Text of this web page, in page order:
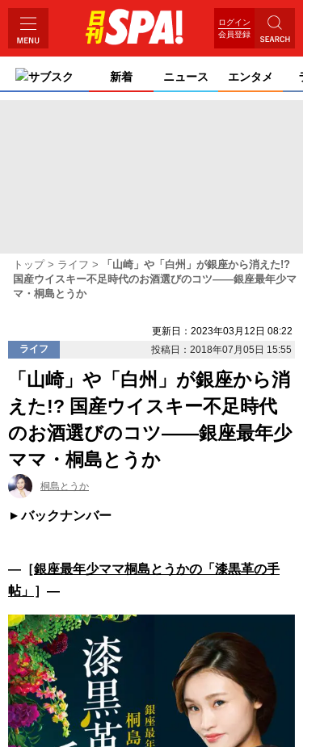
ログイン
会員登録
サブスク 新着 ニュース エンタメ ライ
トップ ライフ
「山崎」や「白州」が銀座から消えた!?
国産ウイスキー不足時代のお酒選びのコツ――銀座最年少マ
マ・桐島とうか
更新日：2023年03月12日 08:22
ライフ
投稿日：2018年07月05日 15:55
「山崎」や「白州」が銀座から消
えた!? 国産ウイスキー不足時代
のお酒選びのコツ――銀座最年少
ママ・桐島とうか
桐島とうか
バックナンバー
―［銀座最年少ママ桐島とうかの「漆黒革の手
帖」 ］―